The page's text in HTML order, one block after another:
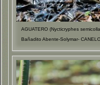
AGUATERO (Nycticryphes
Bañadito Abente-Solymar-